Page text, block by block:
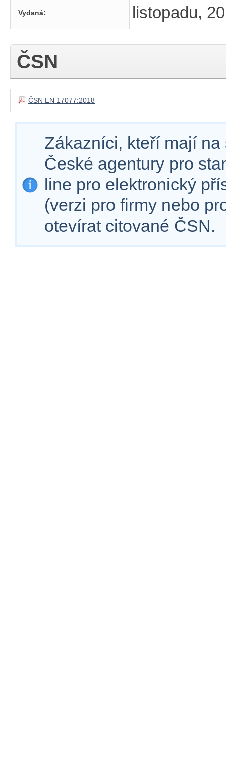
Vydaná: listopadu,
ČSN
ČSN EN 17077:2018
Zákazníci, kteří mají
České agentury pro
line pro elektronický
(verzi pro firmy nebo
otevírat citované ČSN.